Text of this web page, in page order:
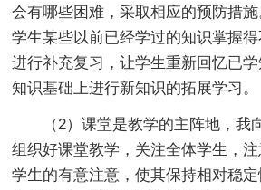
会有哪些困难，采取相应的预防措
学生某些以前已经学过的知识掌握
进行补充复习，让学生重新回忆已
知识基础上进行新知识的拓展学习。
（2）课堂是教学的主阵地，我向
组织好课堂教学，关注全体学生，
学生的有意注意，使其保持相对稳